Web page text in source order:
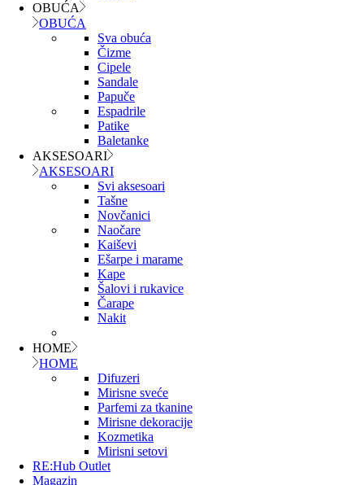
OBUĆA
OBUĆA
Sva obuća
Čizme
Cipele
Sandale
Papuče
Espadrile
Patike
Baletanke
AKSESOARI
AKSESOARI
Svi aksesoari
Tašne
Novčanici
Naočare
Kaiševi
Ešarpe i marame
Kape
Šalovi i rukavice
Čarape
Nakit
HOME
HOME
Difuzeri
Mirisne sveće
Parfemi za tkanine
Mirisne dekoracije
Kozmetika
Mirisni setovi
RE:Hub Outlet
Magazin